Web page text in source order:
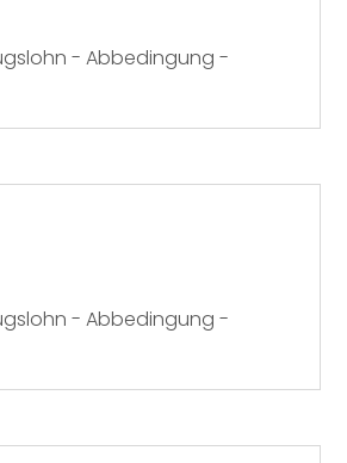
- Abbedingung -
- Abbedingung -